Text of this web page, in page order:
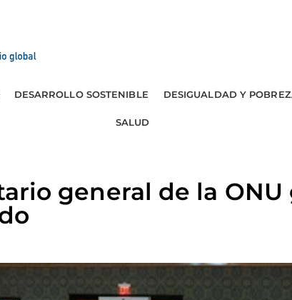
DESARROLLO SOSTENIBLE DESIGUALDAD Y
SALUD
general de la ONU